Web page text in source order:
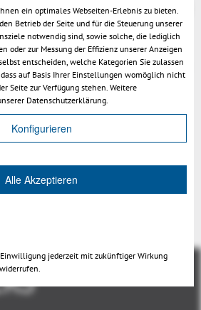
alle Geometrien, alle PMIs und
von Ansichten ändert jetzt
ein optimales Webseiten-Erlebnis zu bieten.
Betrieb der Seite und für die Steuerung unserer
notwendig sind, sowie solche, die lediglich
oder zur Messung der Effizienz unserer Anzeigen
entscheiden, welche Kategorien Sie zulassen
auf Basis Ihrer Einstellungen womöglich nicht
Seite zur Verfügung stehen. Weitere
Datenschutzerklärung.
Konfigurieren
Alle Akzeptieren
jederzeit mit zukünftiger Wirkung
widerrufen.